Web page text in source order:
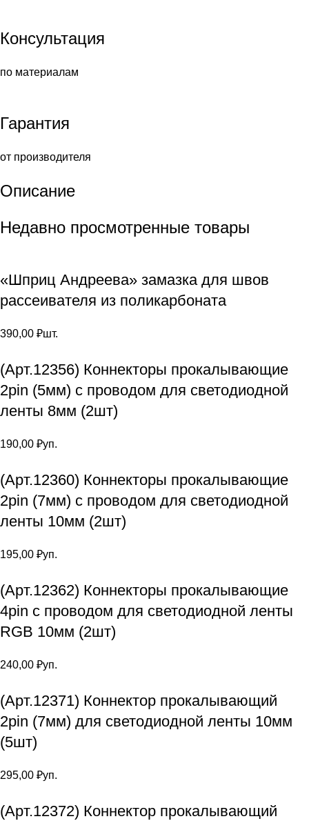
Консультация
по материалам
Гарантия
от производителя
Описание
Недавно просмотренные товары
«Шприц Андреева» замазка для швов
рассеивателя из поликарбоната
390,00 ₽шт.
(Арт.12356) Коннекторы прокалывающие
2pin (5мм) с проводом для светодиодной
ленты 8мм (2шт)
190,00 ₽уп.
(Арт.12360) Коннекторы прокалывающие
2pin (7мм) с проводом для светодиодной
ленты 10мм (2шт)
195,00 ₽уп.
(Арт.12362) Коннекторы прокалывающие
4pin с проводом для светодиодной ленты
RGB 10мм (2шт)
240,00 ₽уп.
(Арт.12371) Коннектор прокалывающий
2pin (7мм) для светодиодной ленты 10мм
(5шт)
295,00 ₽уп.
(Арт.12372) Коннектор прокалывающий